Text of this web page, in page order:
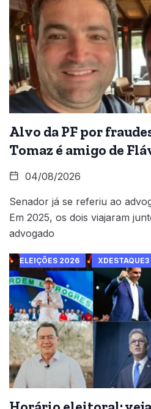
Alvo da PF por
Tomaz é amigo de
04/08/2026
Senador já se referiu ao
Em 2025, os dois viajaram
advogado
ELEIÇÕES 2026 XDESTAQUE3